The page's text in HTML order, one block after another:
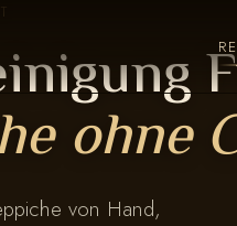
ohne
von Hand,